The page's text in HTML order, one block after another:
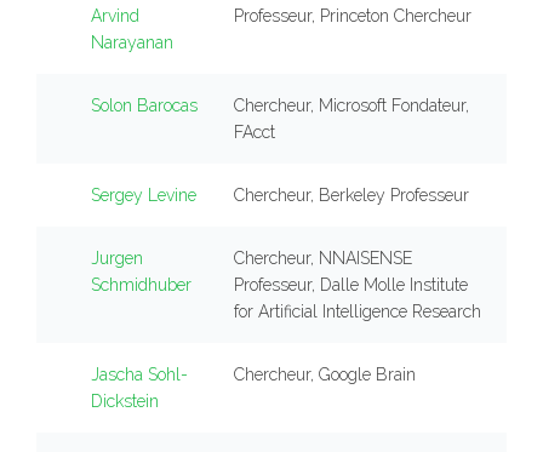
Arvind
Narayanan
Professeur, Princeton Chercheur
Solon Barocas
Chercheur, Microsoft Fondateur,
FAcct
Sergey Levine Chercheur, Berkeley Professeur
Jurgen
Schmidhuber
Chercheur, NNAISENSE
Professeur, Dalle Molle Institute
for Artificial Intelligence Research
Jascha Sohl-
Dickstein
Chercheur, Google Brain